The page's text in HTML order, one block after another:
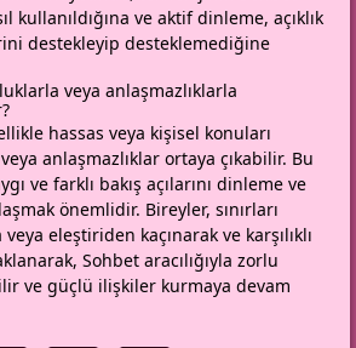
kullanıldığına ve aktif dinleme, açıklık
destekleyip desteklemediğine
veya anlaşmazlıklarla
hassas veya kişisel konuları
anlaşmazlıklar ortaya çıkabilir. Bu
ve farklı bakış açılarını dinleme ve
önemlidir. Bireyler, sınırları
eleştiriden kaçınarak ve karşılıklı
Sohbet aracılığıyla zorlu
ve güçlü ilişkiler kurmaya devam